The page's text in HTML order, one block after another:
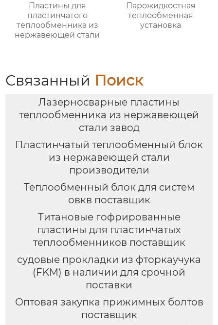
Пластины для
пластинчатого
теплообменника из
нержавеющей стали
Парожидкостная
теплообменная
установка
Связанный Поиск
Лазерносварные пластины
теплообменника из нержавеющей
стали завод
Пластинчатый теплообменный блок
из нержавеющей стали
производители
Теплообменный блок для систем
овкв поставщик
Титановые гофрированные
пластины для пластинчатых
теплообменников поставщик
судовые прокладки из фторкаучука
(FKM) в наличии для срочной
поставки
Оптовая закупка прижимных болтов
поставщик